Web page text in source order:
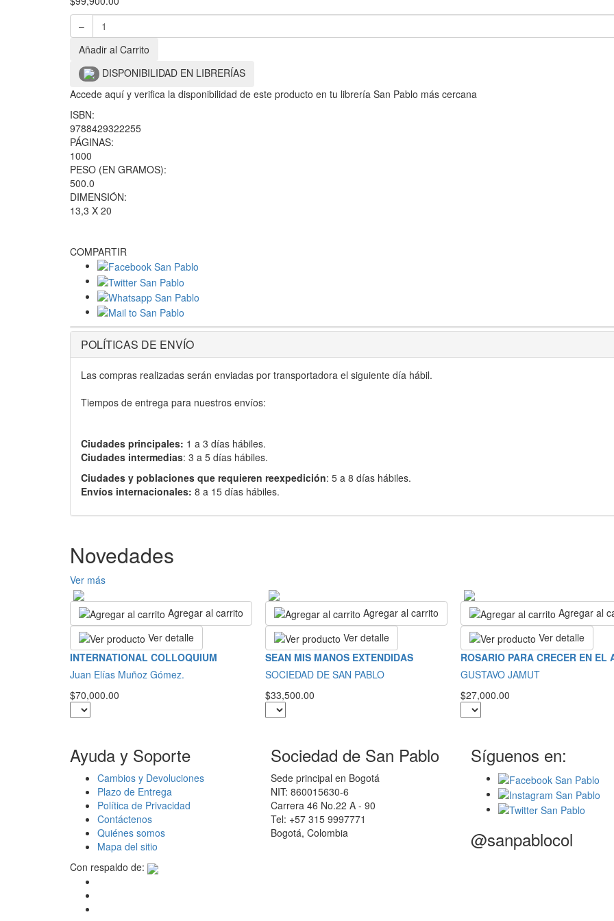
–
Añadir al Carrito
DISPONIBILIDAD EN LIBRERÍAS
Accede aquí y verifica la disponibilidad de este producto en tu librería San Pablo más cercana
ISBN:
9788429322255
PÁGINAS:
1000
PESO (EN GRAMOS):
500.0
DIMENSIÓN:
13,3 X 20
COMPARTIR
POLÍTICAS DE ENVÍO
Las compras realizadas serán enviadas por transportadora el siguiente día hábil.
Tiempos de entrega para nuestros envíos:
Ciudades principales: 1 a 3 días hábiles.
Ciudades intermedias: 3 a 5 días hábiles.
Ciudades y poblaciones que requieren reexpedición: 5 a 8 días hábiles.
Envíos internacionales: 8 a 15 días hábiles.
Novedades
Ver más
Agregar al carrito
Ver detalle
INTERNATIONAL COLLOQUIUM
Juan Elías Muñoz Gómez.
$70,000.00
Agregar al carrito
Ver detalle
SEAN MIS MANOS EXTENDIDAS
SOCIEDAD DE SAN PABLO
$33,500.00
Agregar al
Ver detalle
ROSARIO PARA CRECER EN EL
GUSTAVO JAMUT
$27,000.00
Ayuda y Soporte
Cambios y Devoluciones
Plazo de Entrega
Política de Privacidad
Contáctenos
Quiénes somos
Mapa del sitio
Sociedad de San Pablo
Sede principal en Bogotá
NIT: 860015630-6
Carrera 46 No.22 A - 90
Tel: +57 315 9997771
Bogotá, Colombia
Síguenos en:
@sanpablocol
Con respaldo de: